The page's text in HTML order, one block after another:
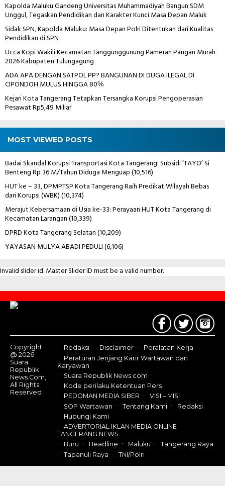
Kapolda Maluku Gandeng Universitas Muhammadiyah Bangun SDM
Unggul, Tegaskan Pendidikan dan Karakter Kunci Masa Depan Maluk
Sidak SPN, Kapolda Maluku: Masa Depan Polri Ditentukan dari Kualitas
Pendidikan di SPN
Ucca Kopi Wakili Kecamatan Tanggunggunung Pameran Pangan Murah
2026 Kabupaten Tulungagung
ADA APA DENGAN SATPOL PP? BANGUNAN DI DUGA ILEGAL DI
CIPONDOH MULUS HINGGA 80℅
Kejari Kota Tangerang Tetapkan Tersangka Korupsi Pengoperasian
Pesawat Rp5,49 Miliar
MOST VIEWED POSTS
Badai Skandal Korupsi Transportasi Kota Tangerang: Subsidi ‘TAYO’ Si
Benteng Rp 36 M/Tahun Diduga Menguap(10,516)
HUT ke – 33, DPMPTSP Kota Tangerang Raih Predikat Wilayah Bebas
dari Korupsi (WBK)(10,374)
Merajut Kebersamaan di Usia ke-33: Perayaan HUT Kota Tangerang di
Kecamatan Larangan(10,339)
DPRD Kota Tangerang Selatan(10,209)
YAYASAN MULYA ABADI PEDULI(6,106)
Invalid slider id. Master Slider ID must be a valid number.
Contact
Us
Copyright
@ 2026
Suara
Republik
News.Com,
All Rights
Reserved
Redaksi Disclaimer
Peralatan Kerja
Peraturan Jenjang Karir Wartawan dan
Karyawan
Suara Republik News.com
Kode perilaku Ketentuan Pers
PEDOMAN MEDIA SIBER
VISI – MISI
SOP Wartawan
Tentang Kami
Redaksi
Hubungi Kami
ADVERTORIAL IKLAN MEDIA ONLINE
TANGERANG NEWS
Buru
Headline Maluku
Tangerang Raya
Tapanuli Raya
TNI/Polri